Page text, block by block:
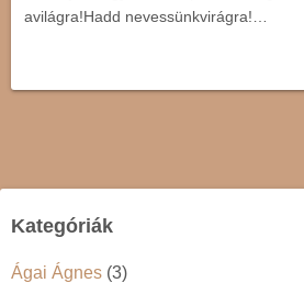
avilágra!Hadd nevessünkvirágra!…
Kategóriák
Ágai Ágnes (3)